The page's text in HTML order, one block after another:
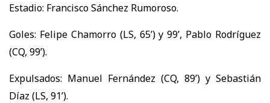
Estadio: Francisco Sánchez Rumoroso.
Goles: Felipe Chamorro (LS, 65’) y 99’, Pablo Rodríguez
(CQ, 99’).
Expulsados: Manuel Fernández (CQ, 89’) y Sebastián
Díaz (LS, 91’).